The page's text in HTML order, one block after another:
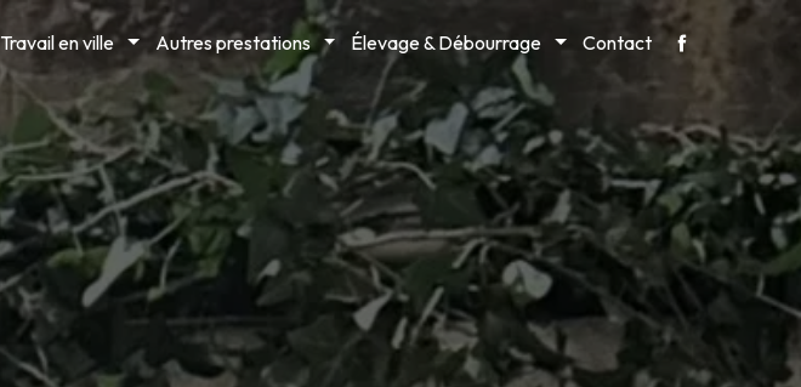
Travail en ville Autres prestations Élevage & Débourrage Contact